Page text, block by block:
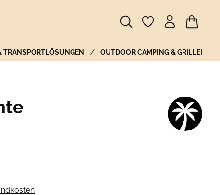
TRANSPORTLÖSUNGEN OUTDOOR CAMPING & GRILLEN